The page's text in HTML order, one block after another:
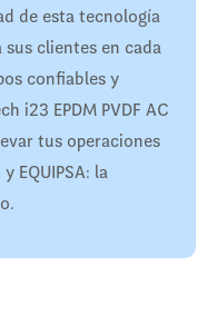
de esta tecnología
clientes en cada
confiables y
i23 EPDM PVDF AC
tus operaciones
EQUIPSA: la